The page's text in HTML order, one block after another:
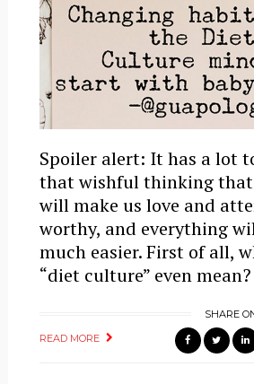
Spoiler alert: It has a lot
that wishful thinking
will make us love and
worthy, and everything
much easier. First of all,
“diet culture” even
READ MORE
SHARE